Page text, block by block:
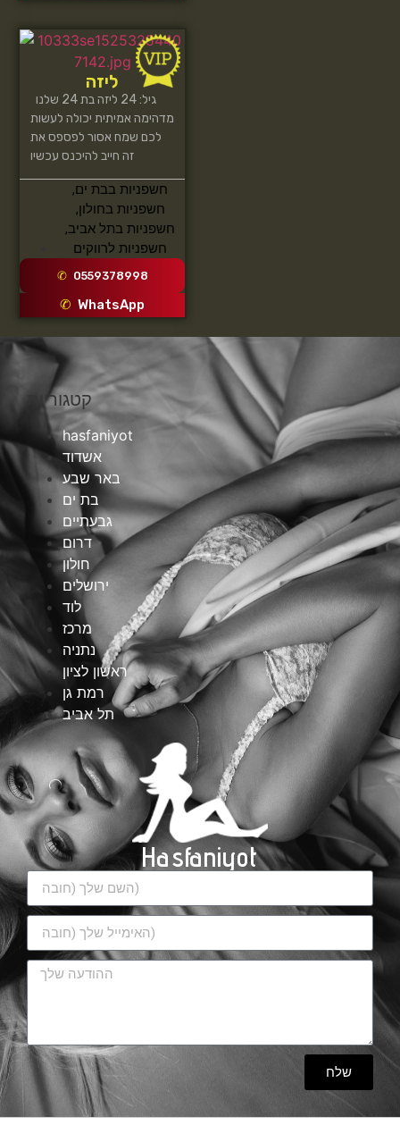
ליזה
מדהימה אמיתית יכולה לעשות
לכם שמח אסור לפספס את
חשפניות בבת ים,
חשפניות בחולון,
חשפניות בתל אביב,
חשפניות לרווקים
0559378998
WhatsApp
קטגוריות
hasfaniyot
אשדוד
באר שבע
בת ים
גבעתיים
דרום
חולון
ירושלים
לוד
מרכז
נתניה
ראשון לציון
רמת גן
תל אביב
Hasfaniyot
שלח